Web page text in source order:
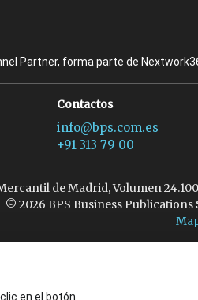
Partner, forma parte de
Contactos
info@bps.com.es
+91 313 79 00
de Madrid, Volumen
© 2026 BPS Business Publications
en el botón.